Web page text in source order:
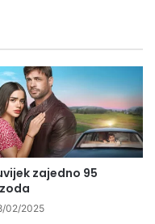
zajedno 95
02/2025